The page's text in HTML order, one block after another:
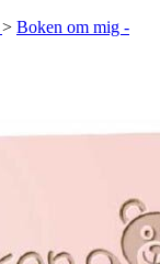
> Boken om mig -